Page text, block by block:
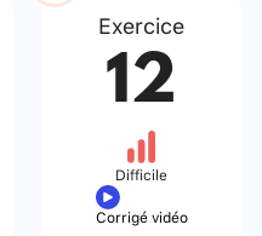
Exercice
12
Difficile
Corrigé vidéo